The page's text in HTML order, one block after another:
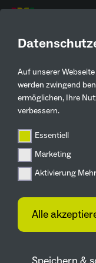
Auf unserer
werden zwingend
ermöglichen, Ihre
verbessern.
Essentiell
Marketing
Aktivierung
Alle
Aktuelles
Zurück
IGA 2027
IGA